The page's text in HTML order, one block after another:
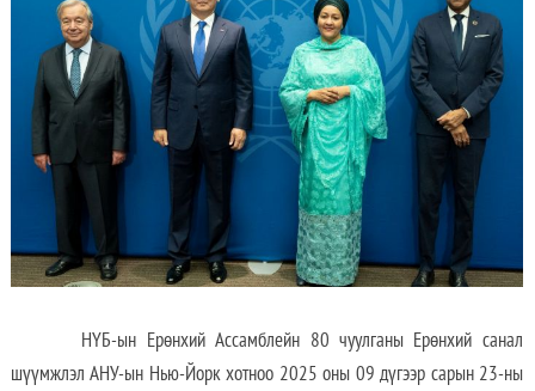
НҮБ-ын Ерөнхий Ассамблейн 80 чуулганы Ерөнхий санал
шүүмжлэл АНУ-ын Нью-Йорк хотноо 2025 оны 09 дүгээр сарын 23-ны